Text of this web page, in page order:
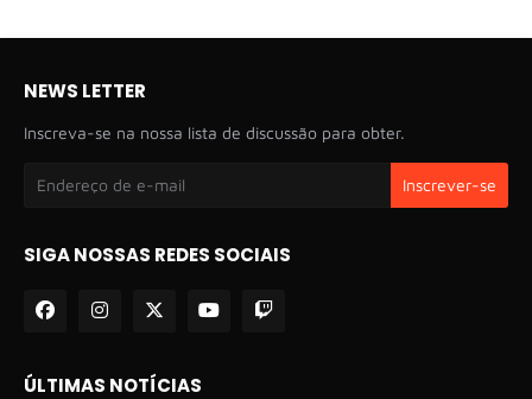
NEWS LETTER
Inscreva-se na nossa lista de discussão para obter.
SIGA NOSSAS REDES SOCIAIS
ÚLTIMAS NOTÍCIAS